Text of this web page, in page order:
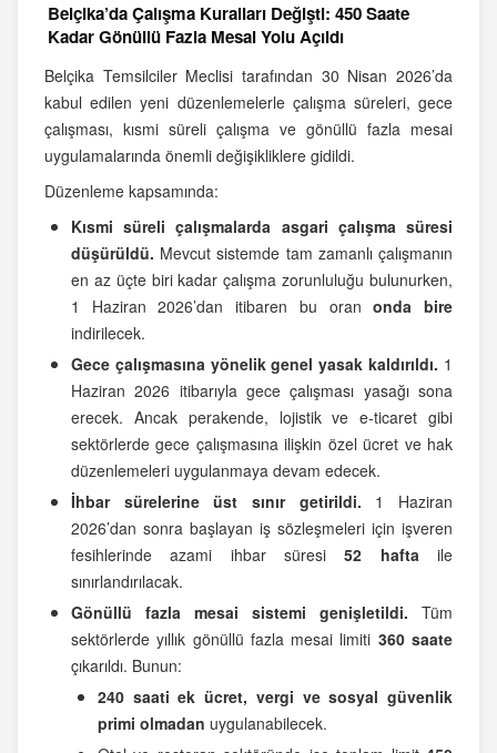
Belçika’da Çalışma Kuralları Değişti: 450 Saate
Kadar Gönüllü Fazla Mesai Yolu Açıldı
Belçika Temsilciler Meclisi tarafından 30 Nisan 2026’da
kabul edilen yeni düzenlemelerle çalışma süreleri, gece
çalışması, kısmi süreli çalışma ve gönüllü fazla mesai
uygulamalarında önemli değişikliklere gidildi.
Düzenleme kapsamında:
Kısmi süreli çalışmalarda asgari çalışma süresi
düşürüldü. Mevcut sistemde tam zamanlı çalışmanın
en az üçte biri kadar çalışma zorunluluğu bulunurken,
1 Haziran 2026’dan itibaren bu oranonda bire
indirilecek.
Gece çalışmasına yönelik genel yasak kaldırıldı. 1
Haziran 2026 itibarıyla gece çalışması yasağı sona
erecek. Ancak perakende, lojistik ve e-ticaret gibi
sektörlerde gece çalışmasına ilişkin özel ücret ve hak
düzenlemeleri uygulanmaya devam edecek.
İhbar sürelerine üst sınır getirildi. 1 Haziran
2026’dan sonra başlayan iş sözleşmeleri için işveren
fesihlerinde azami ihbar süresi52 haftaile
sınırlandırılacak.
Gönüllü fazla mesai sistemi genişletildi. Tüm
sektörlerde yıllık gönüllü fazla mesai limiti 360 saate
çıkarıldı. Bunun:
240 saati ek ücret, vergi ve sosyal güvenlik
primi olmadan uygulanabilecek.